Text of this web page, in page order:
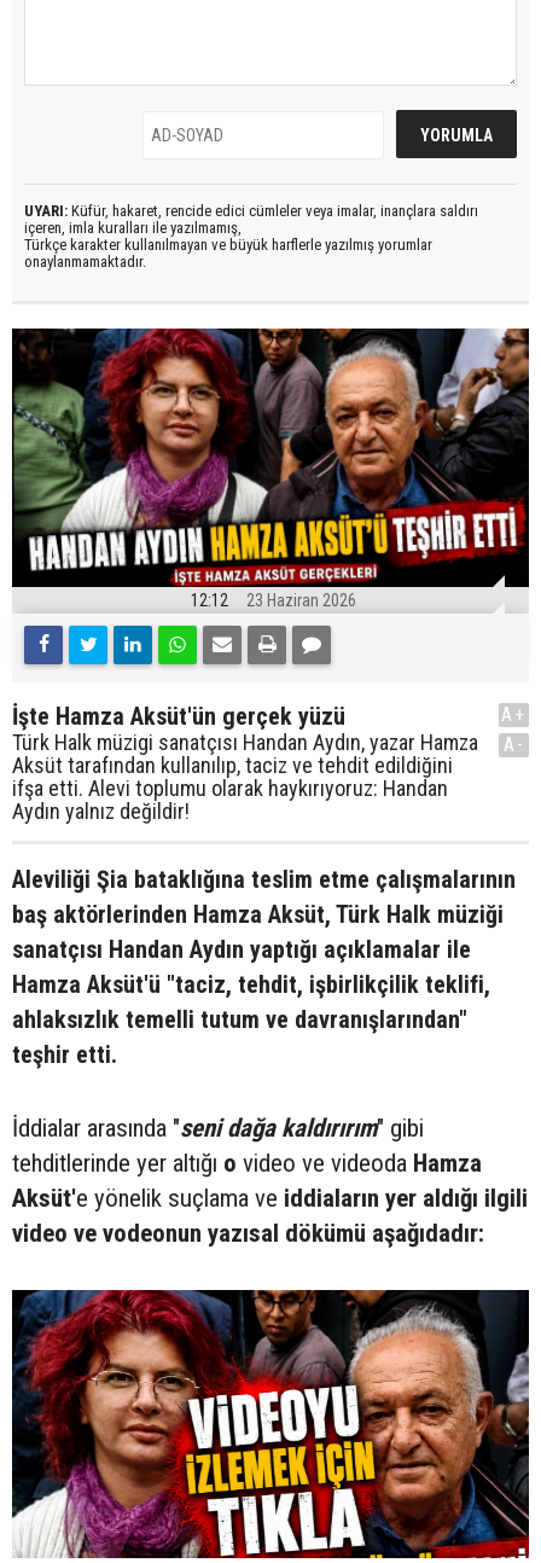
UYARI: Küfür, hakaret, rencide edici cümleler veya imalar, inançlara saldırı
içeren, imla kuralları ile yazılmamış,
Türkçe karakter kullanılmayan ve büyük harflerle yazılmış yorumlar
onaylanmamaktadır.
12:12 23 Haziran 2026
İşte Hamza Aksüt'ün gerçek yüzü
Türk Halk müzigi sanatçısı Handan Aydın, yazar Hamza
Aksüt tarafından kullanılıp, taciz ve tehdit edildiğini
ifşa etti. Alevi toplumu olarak haykırıyoruz: Handan
Aydın yalnız değildir!
A+
A-
Aleviliği Şia bataklığına teslim etme çalışmalarının
baş aktörlerinden Hamza Aksüt, Türk Halk müziği
sanatçısı Handan Aydın yaptığı açıklamalar ile
Hamza Aksüt'ü "taciz, tehdit, işbirlikçilik teklifi,
ahlaksızlık temelli tutum ve davranışlarından"
teşhir etti.
İddialar arasında "seni dağa kaldırırım" gibi
tehditlerinde yer altığı o video ve videoda Hamza
Aksüt'e yönelik suçlama ve iddiaların yer aldığı ilgili
video ve vodeonun yazısal dökümü aşağıdadır: